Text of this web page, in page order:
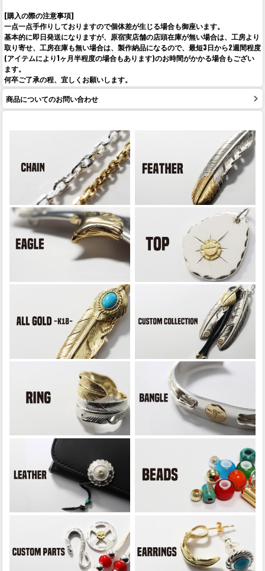
[購入の際の注意事項]
一点一点手作りしておりますので個体差が生じる場合も御座います。
基本的に即日発送になりますが、原宿実店舗の店頭在庫が無い場合は、工房より
取り寄せ、工房在庫も無い場合は、製作納品になるので、最短3日から2週間程度
(アイテムにより1ヶ月半程度の場合もあります)のお時間がかかる場合もござい
ます。
何卒ご了承の程、宜しくお願いします。
商品についてのお問い合わせ